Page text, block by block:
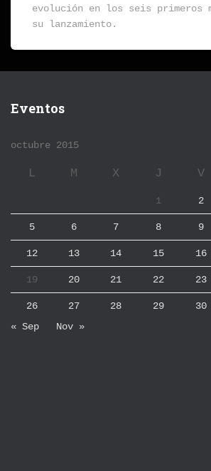
evolución en los seis primeros
su lanzamiento.
Eventos
octubre 2015
L M X J V
1 2
5 6 7 8 9
12 13 14 15 16
19 20 21 22 23
26 27 28 29 30
« Sep
Nov »